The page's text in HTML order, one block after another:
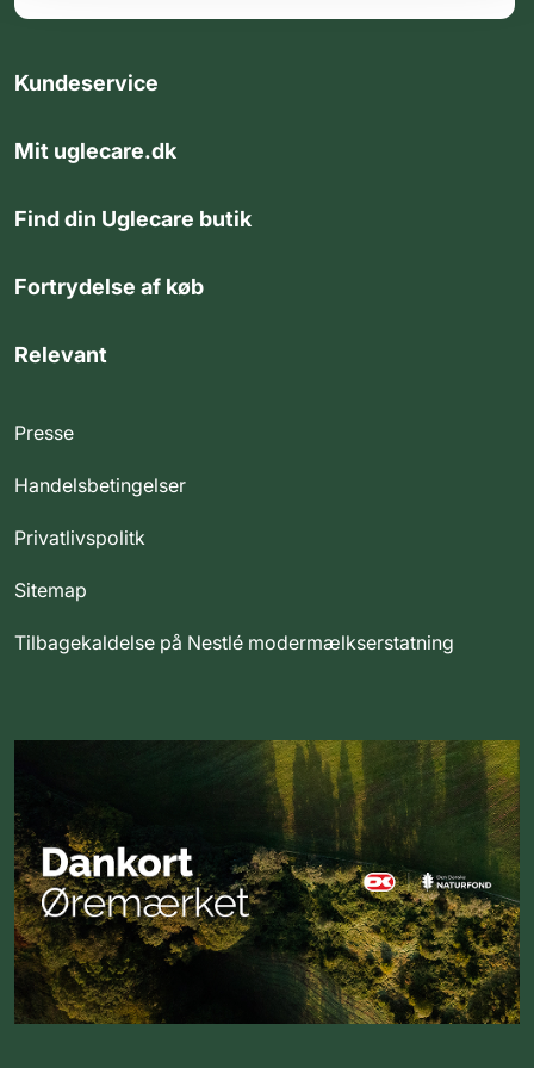
Kundeservice
Mit uglecare.dk
Find din Uglecare butik
Fortrydelse af køb
Relevant
Presse
Handelsbetingelser
Privatlivspolitk
Sitemap
Tilbagekaldelse på Nestlé modermælkserstatning